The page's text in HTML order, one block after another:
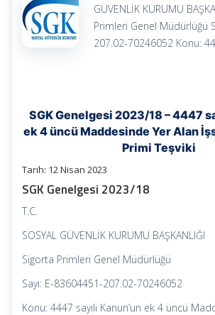
GÜVENLİK KURUMU
Primleri Genel Müdürlüğü
207.02-70246052 Konu:
SGK Genelgesi 2023/18 – 4447
ek 4 üncü Maddesinde Yer Alan
Primi Teşviki
Tarih: 12 Nisan 2023
SGK Genelgesi 2023/18
T.C.
SOSYAL GÜVENLİK KURUMU BAŞKANLIĞI
Sigorta Primleri Genel Müdürlüğü
Sayı: E-83604451-207.02-70246052
Konu: 4447 sayılı Kanun’un ek 4 üncü